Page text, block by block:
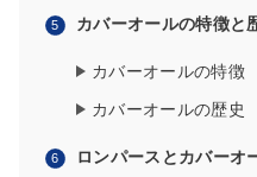
カバーオールの特徴と
カバーオールの特徴
カバーオールの歴史
ロンパースとカバーオ